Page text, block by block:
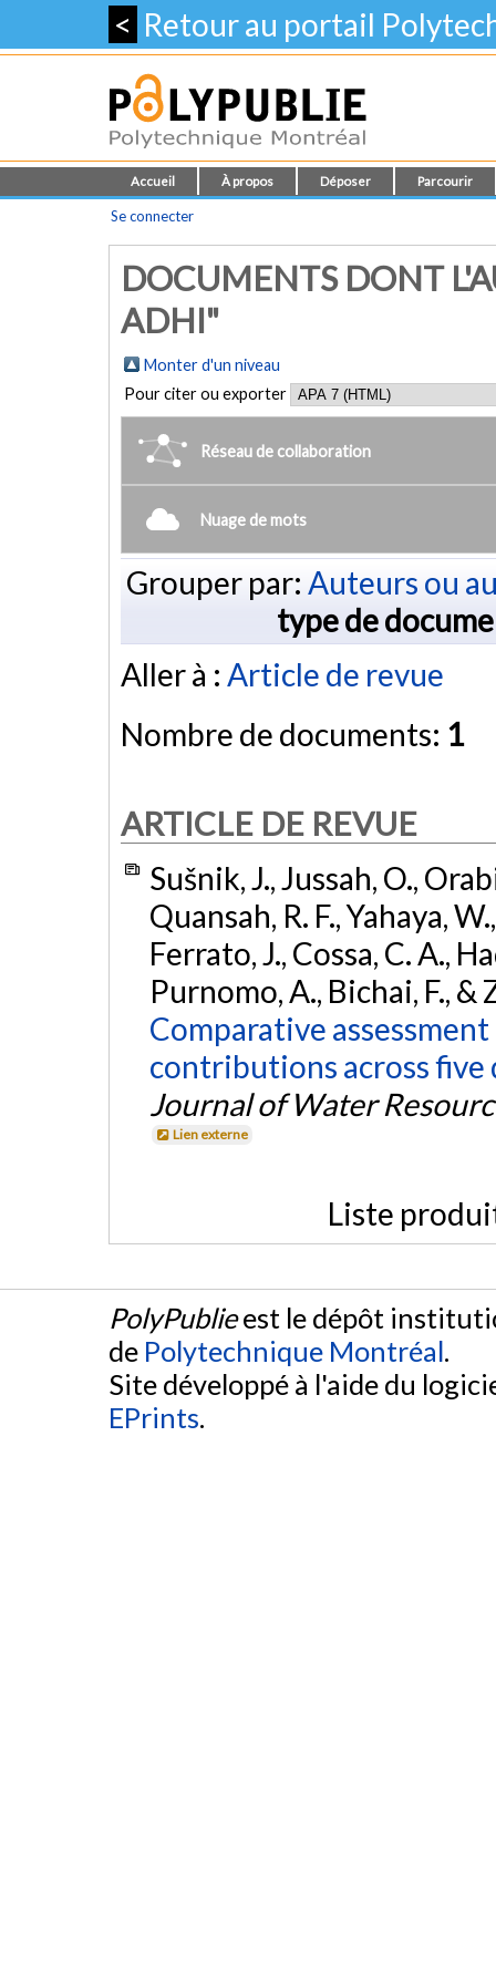
< Retour au portail
Accueil À propos Déposer Parcourir
Se connecter
DOCUMENTS DONT
ADHI"
Monter d'un niveau
Pour citer ou exporter
Réseau de collaboration
Nuage de mots
Grouper par: Auteurs ou
type de
Aller à : Article de revue
Nombre de documents: 1
ARTICLE DE REVUE
Sušnik, J., Jussah, O.,
Quansah, R. F., Yahaya,
Ferrato, J., Cossa, C. A.,
Purnomo, A., Bichai, F.,
Comparative
contributions across five
Journal of Water
Lien externe
Liste
PolyPublieest le dépôt
de Polytechnique Montréal.
Site développé à l'aide du
EPrints.